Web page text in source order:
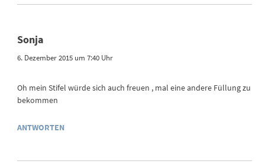
Sonja
6. Dezember 2015 um 7:40 Uhr
Oh mein Stifel würde sich auch freuen , mal eine andere Füllung zu
bekommen
ANTWORTEN